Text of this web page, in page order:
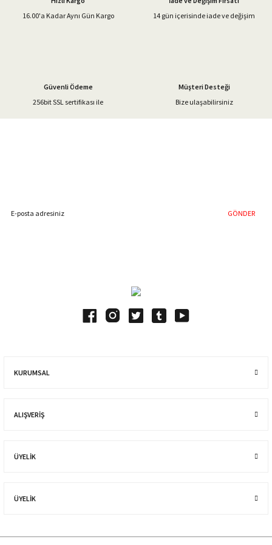
Ürün bilgilerinde hatalar bulunuyor.
Gönder
16.00'a Kadar Aynı Gün Kargo
14 gün içerisinde iade ve değişim
Güvenli Ödeme
256bit SSL sertifikası ile
Müşteri Desteği
Bize ulaşabilirsiniz
GÖNDER
KURUMSAL
ALIŞVERIŞ
ÜYELİK
ÜYELİK